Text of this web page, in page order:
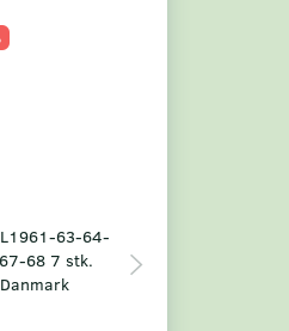
63-64-
68 7 stk.